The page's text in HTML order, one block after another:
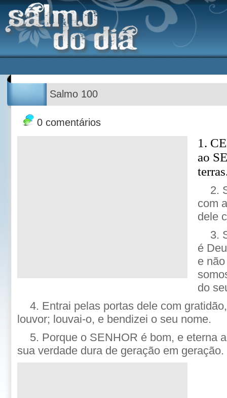
Salmo 100
0 comentários
1.
ao
2.
com
dele
3.
é
e
do
4. Entrai pelas portas dele com
louvor; louvai-o, e bendizei o seu nome.
5. Porque o SENHOR é bom, e eterna
sua verdade dura de geração em geração.